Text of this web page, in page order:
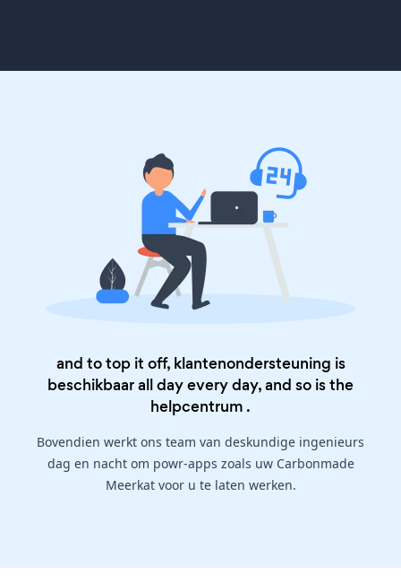
and to top it off, klantenondersteuning is
beschikbaar all day every day, and so is the
helpcentrum .
Bovendien werkt ons team van deskundige ingenieurs
dag en nacht om powr-apps zoals uw Carbonmade
Meerkat voor u te laten werken.